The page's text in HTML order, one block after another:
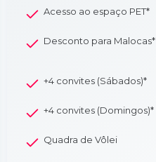
Acesso ao espaço PET*
Desconto para Malocas*
+4 convites (Sábados)*
+4 convites (Domingos)*
Quadra de Vôlei